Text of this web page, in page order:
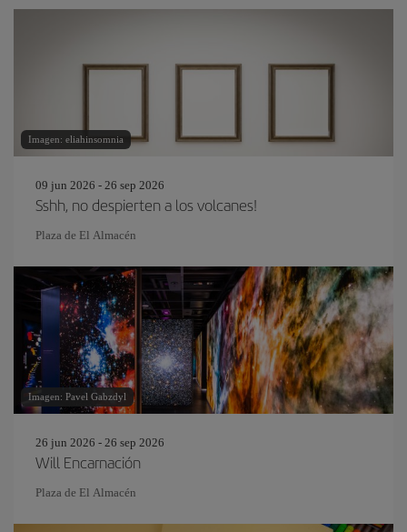
Imagen: eliahinsomnia
09 jun 2026 - 26 sep 2026
Sshh, no despierten a los volcanes!
Plaza de El Almacén
Imagen: Pavel Gabzdyl
26 jun 2026 - 26 sep 2026
Will Encarnación
Plaza de El Almacén